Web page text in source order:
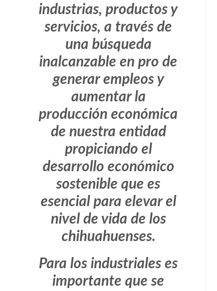
industrias, productos y
servicios, a través de
una búsqueda
inalcanzable en pro de
generar empleos y
aumentar la
producción económica
de nuestra entidad
propiciando el
desarrollo económico
sostenible que es
esencial para elevar el
nivel de vida de los
chihuahuenses.
Para los industriales es
importante que se